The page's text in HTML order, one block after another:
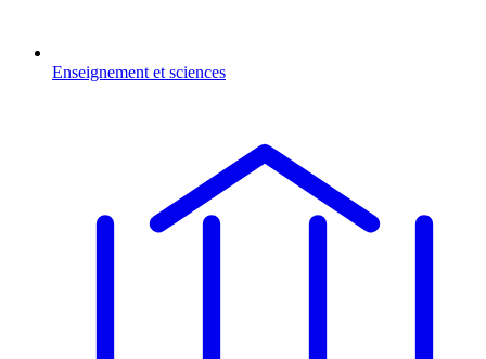
Enseignement et sciences